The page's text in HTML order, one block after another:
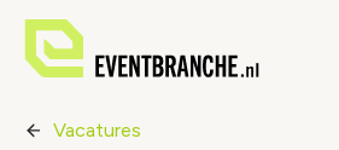
Vacatures